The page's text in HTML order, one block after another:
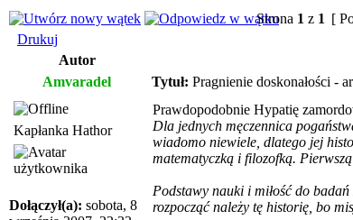
Strona 1 z 1 [
Drukuj
Autor
Amvaradel
Tytuł: Pragnienie doskonałości -
Kapłanka Hathor
Dołączył(a): sobota, 8
Prawdopodobnie Hypatię
Dla jednych męczennica
wiadomo niewiele, dlatego jej
matematyczką i filozofką.
Podstawy nauki i miłość do
rozpocząć należy tę historię, bo